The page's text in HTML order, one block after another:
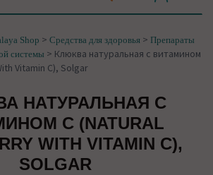
Shop > Средства для здоровья > Препараты
системы > Клюква натуральная с витамином
Vitamin C), Solgar
НАТУРАЛЬНАЯ С
С (NATURAL
WITH VITAMIN C),
SOLGAR